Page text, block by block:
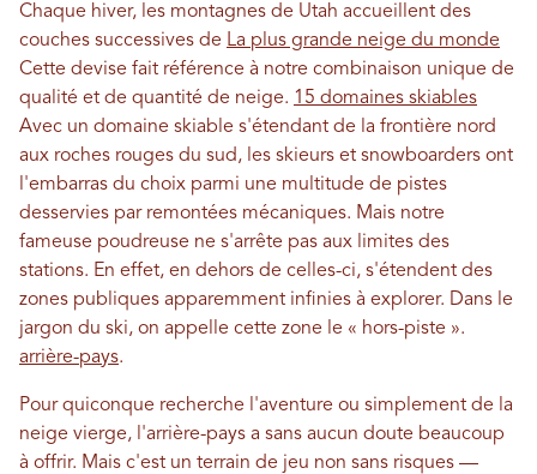
Chaque hiver, les montagnes de Utah accueillent des
couches successives de La plus grande neige du monde
Cette devise fait référence à notre combinaison unique de
qualité et de quantité de neige. 15 domaines skiables
Avec un domaine skiable s'étendant de la frontière nord
aux roches rouges du sud, les skieurs et snowboarders ont
l'embarras du choix parmi une multitude de pistes
desservies par remontées mécaniques. Mais notre
fameuse poudreuse ne s'arrête pas aux limites des
stations. En effet, en dehors de celles-ci, s'étendent des
zones publiques apparemment infinies à explorer. Dans le
jargon du ski, on appelle cette zone le « hors-piste ».
arrière-pays.
Pour quiconque recherche l'aventure ou simplement de la
neige vierge, l'arrière-pays a sans aucun doute beaucoup
à offrir. Mais c'est un terrain de jeu non sans risques —